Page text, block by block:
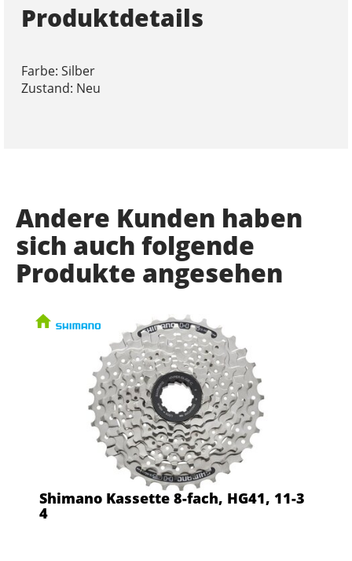
Produktdetails
Farbe: Silber
Zustand: Neu
Andere Kunden haben
sich auch folgende
Produkte angesehen
Shimano Kassette 8-fach, HG41, 11-3
4